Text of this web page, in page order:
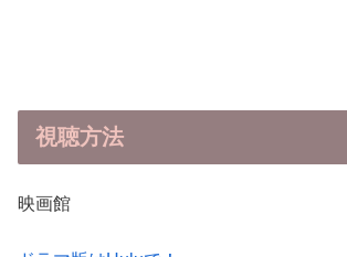
視聴方法
映画館